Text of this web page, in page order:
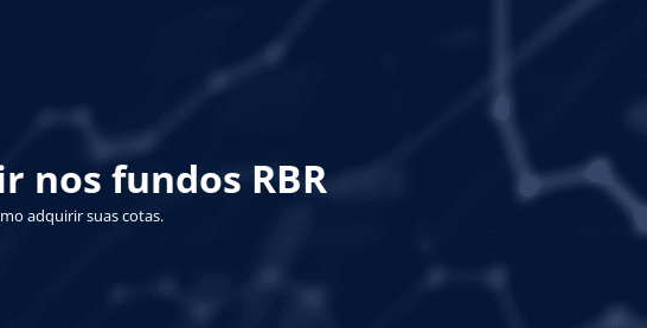
nos fundos RBR
adquirir suas cotas.